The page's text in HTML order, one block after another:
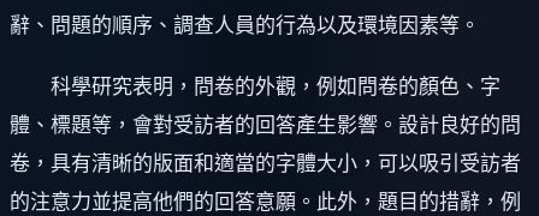
辭、問題的順序、調查人員的行為以及環境因素等。
科學研究表明，問卷的外觀，例如問卷的顏色、字
體、標題等，會對受訪者的回答產生影響。設計良好的問
卷，具有清晰的版面和適當的字體大小，可以吸引受訪者
的注意力並提高他們的回答意願。此外，題目的措辭，例